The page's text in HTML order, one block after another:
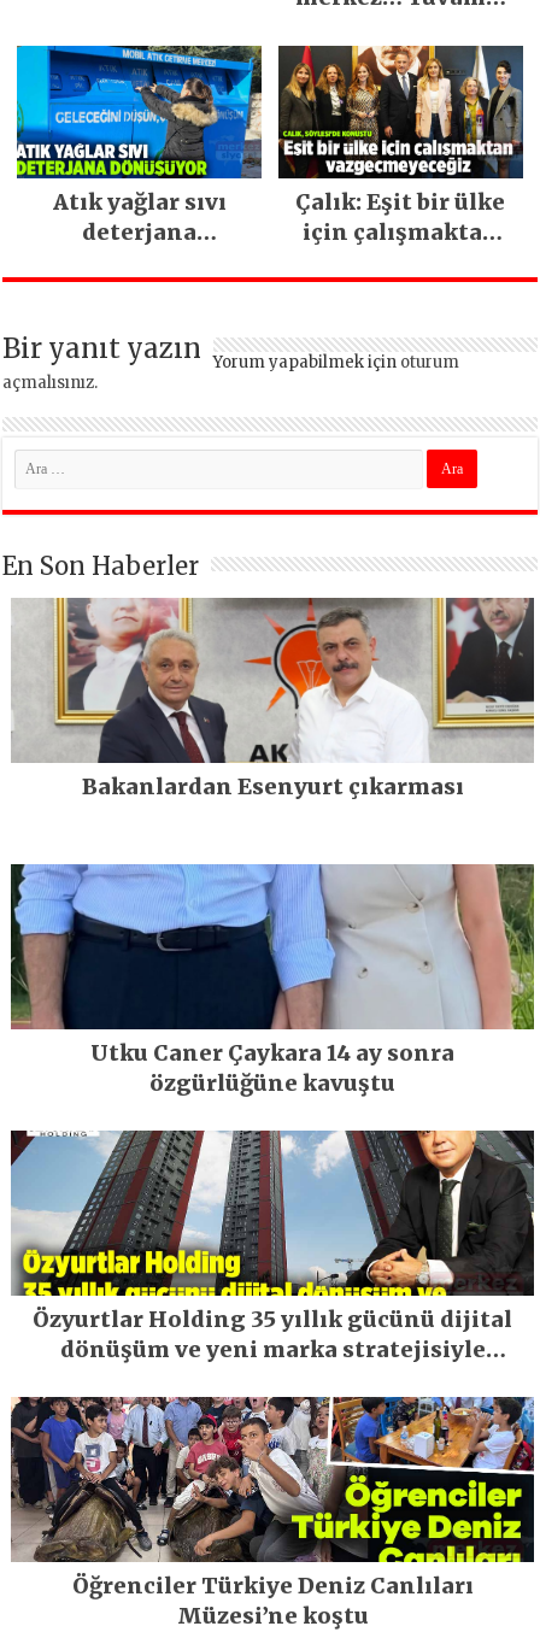
ara vermeden
devam ediyor
Atık yağlar sıvı
deterjana
Çalık: Eşit bir ülke
için çalışmaktan
Bir yanıt yazın Yorum yapabilmek için oturum
açmalısınız.
En Son Haberler
Bakanlardan Esenyurt çıkarması
Utku Caner Çaykara 14 ay sonra
özgürlüğüne kavuştu
Özyurtlar Holding 35 yıllık gücünü dijital
dönüşüm ve yeni marka stratejisiyle
Öğrenciler Türkiye Deniz Canlıları
Müzesi’ne koştu